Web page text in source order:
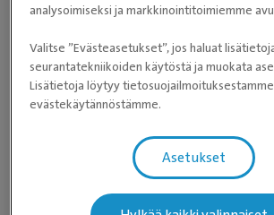
analysoimiseksi ja markkinointitoimiemme
Valitse ”Evästeasetukset”, jos haluat
seurantatekniikoiden käytöstä ja muokata
Lisätietoja löytyy
evästekäytännöstämme.
Asetukset